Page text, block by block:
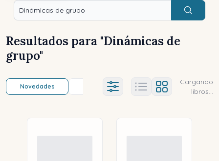
Buscar
Resultados para "Dinámicas de
grupo"
Novedades Título (a-z) Título (z-a)
Ajustes abierto
Cargando
libros...